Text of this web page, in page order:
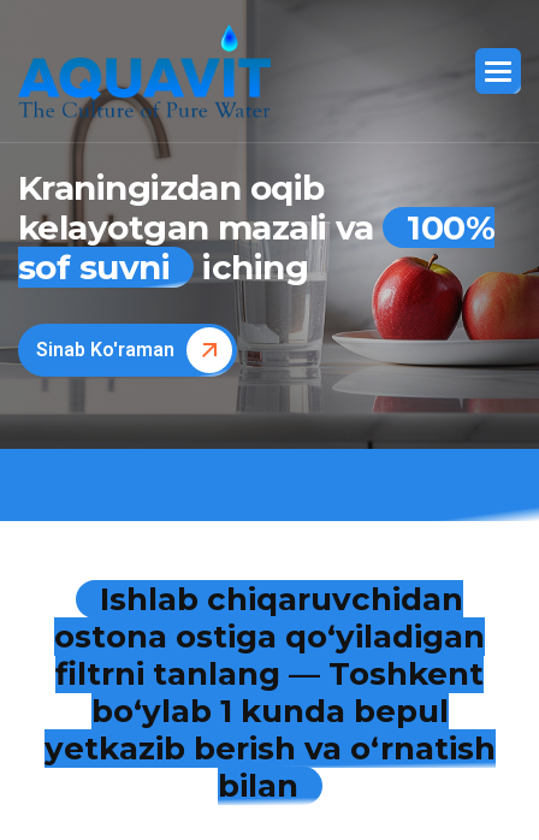
Kraningizdan oqib
kelayotgan mazali va
100%
sof suvni
iching
Sinab Ko'raman
Ishlab chiqaruvchidan
ostona ostiga qo‘yiladigan
filtrni tanlang — Toshkent
bo‘ylab 1 kunda bepul
yetkazib berish va o‘rnatish
bilan